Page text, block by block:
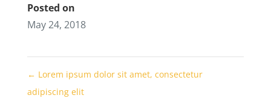
Posted on
May 24, 2018
← Lorem ipsum dolor sit amet, consectetur
adipiscing elit